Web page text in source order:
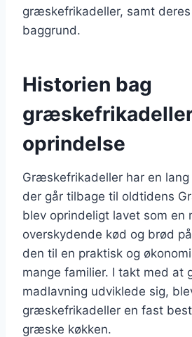
græskefrikadeller, samt
baggrund.
Historien bag
oprindelse
Græskefrikadeller har en lang
der går tilbage til oldtidens
blev oprindeligt lavet som en
overskydende kød og brød
den til en praktisk og
mange familier. I takt med at
madlavning udviklede sig,
græskefrikadeller en fast
græske køkken.